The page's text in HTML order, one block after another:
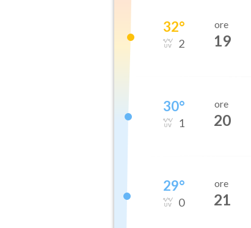
32°
2
ore
19
30°
1
ore
20
29°
0
ore
21